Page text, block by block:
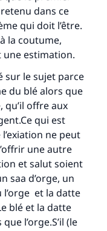
dans ce
qui doit l’être.
la coutume,
une estimation.
sur le sujet parce
du blé alors que
qu’il offre aux
qui est
ne peut
une autre
et salut soient
saa d’orge, un
et la datte
blé et la datte
l’orge.S’il (le